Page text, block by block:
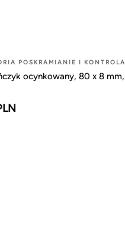
POSKRAMIANIE I KONTROLA
ocynkowany, 80 x 8 mm,